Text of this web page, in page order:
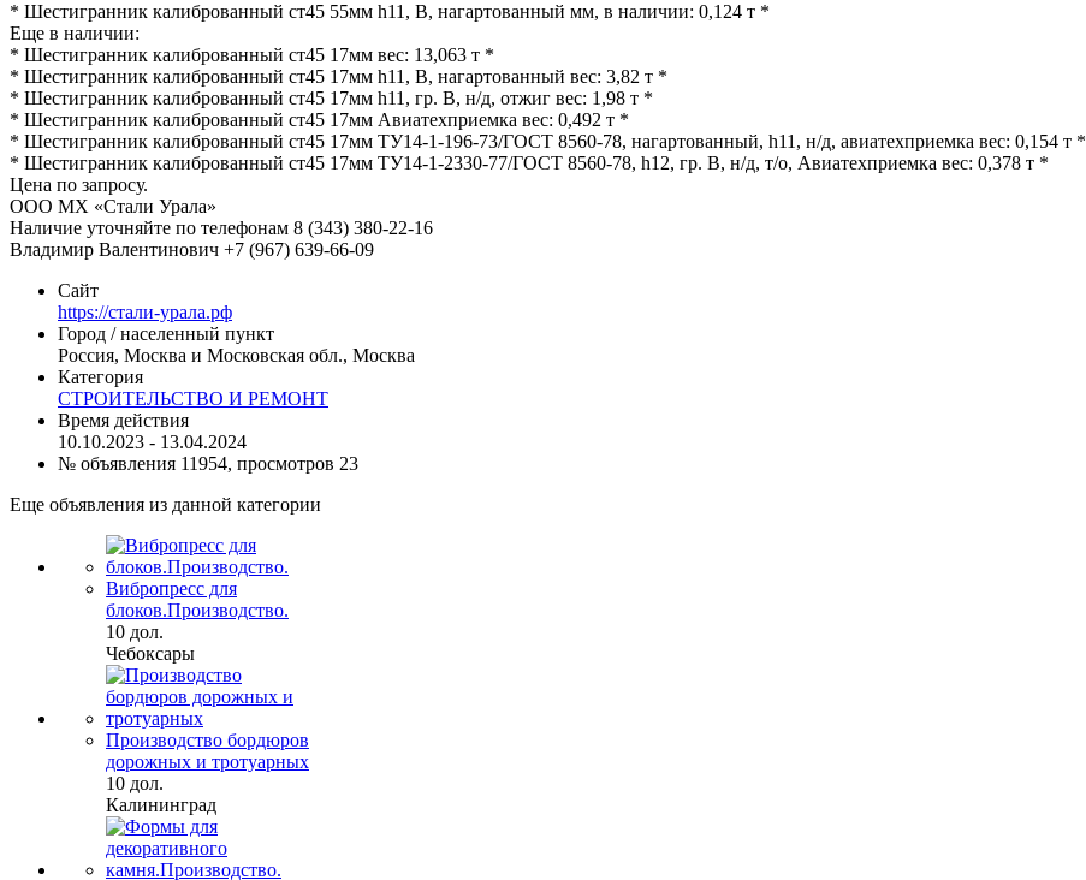
* Шестигранник калиброванный ст45 55мм h11, В, нагартованный мм, в наличии: 0,124 т *
Еще в наличии:
* Шестигранник калиброванный ст45 17мм вес: 13,063 т *
* Шестигранник калиброванный ст45 17мм h11, В, нагартованный вес: 3,82 т *
* Шестигранник калиброванный ст45 17мм h11, гр. В, н/д, отжиг вес: 1,98 т *
* Шестигранник калиброванный ст45 17мм Авиатехприемка вес: 0,492 т *
* Шестигранник калиброванный ст45 17мм ТУ14-1-196-73/ГОСТ 8560-78, нагартованный, h11, н/д, авиатехприемка вес: 0,154 т *
* Шестигранник калиброванный ст45 17мм ТУ14-1-2330-77/ГОСТ 8560-78, h12, гр. В, н/д, т/о, Авиатехприемка вес: 0,378 т *
Цена по запросу.
ООО МХ «Стали Урала»
Наличие уточняйте по телефонам 8 (343) 380-22-16
Владимир Валентинович +7 (967) 639-66-09
Сайт
https://стали-урала.рф
Город / населенный пункт
Россия, Москва и Московская обл., Москва
Категория
СТРОИТЕЛЬСТВО И РЕМОНТ
Время действия
10.10.2023 - 13.04.2024
№ объявления 11954, просмотров 23
Еще объявления из данной категории
Вибропресс для
блоков.Производство.
10 дол.
Чебоксары
Производство бордюров
дорожных и тротуарных
10 дол.
Калининград